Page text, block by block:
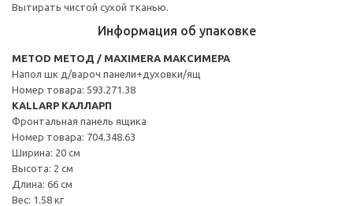
Вытирать чистой сухой тканью.
Информация об упаковке
METOD МЕТОД / MAXIMERA МАКСИМЕРА
Напол шк д/вароч панели+духовки/ящ
Номер товара: 593.271.38
KALLARP КАЛЛАРП
Фронтальная панель ящика
Номер товара: 704.348.63
Ширина: 20 см
Высота: 2 см
Длина: 66 см
Вес: 1.58 кг